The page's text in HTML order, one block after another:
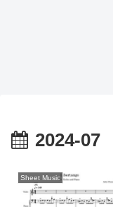
2024-07
Sheet Music